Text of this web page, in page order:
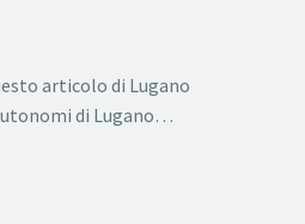
articolo di Lugano
di Lugano…